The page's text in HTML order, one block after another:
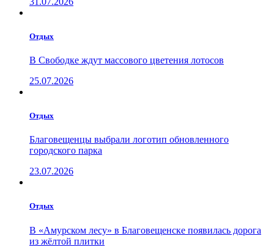
Отдых
В Свободке ждут массового цветения лотосов
25.07.2026
Отдых
Благовещенцы выбрали логотип обновленного
городского парка
23.07.2026
Отдых
В «Амурском лесу» в Благовещенске появилась дорога
из жёлтой плитки